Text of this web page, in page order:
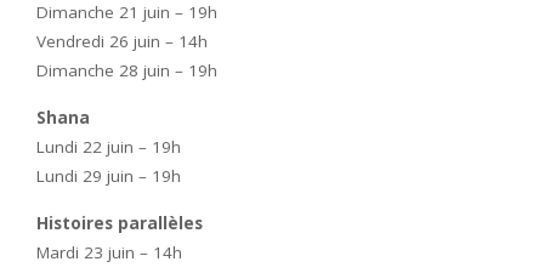
Dimanche 21 juin – 19h
Vendredi 26 juin – 14h
Dimanche 28 juin – 19h
Shana
Lundi 22 juin – 19h
Lundi 29 juin – 19h
Histoires parallèles
Mardi 23 juin – 14h